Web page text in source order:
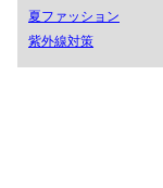
夏ファッション
紫外線対策